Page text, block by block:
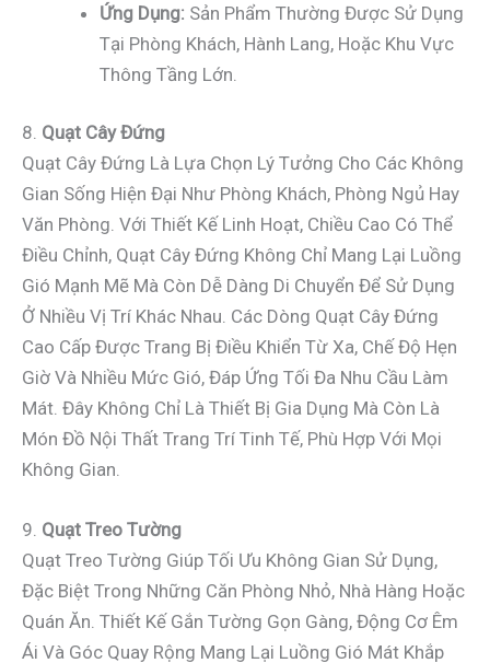
Ứng Dụng: Sản Phẩm Thường Được Sử Dụng
Tại Phòng Khách, Hành Lang, Hoặc Khu Vực
Thông Tầng Lớn.
8. Quạt Cây Đứng
Quạt Cây Đứng Là Lựa Chọn Lý Tưởng Cho Các Không
Gian Sống Hiện Đại Như Phòng Khách, Phòng Ngủ Hay
Văn Phòng. Với Thiết Kế Linh Hoạt, Chiều Cao Có Thể
Điều Chỉnh, Quạt Cây Đứng Không Chỉ Mang Lại Luồng
Gió Mạnh Mẽ Mà Còn Dễ Dàng Di Chuyển Để Sử Dụng
Ở Nhiều Vị Trí Khác Nhau. Các Dòng Quạt Cây Đứng
Cao Cấp Được Trang Bị Điều Khiển Từ Xa, Chế Độ Hẹn
Giờ Và Nhiều Mức Gió, Đáp Ứng Tối Đa Nhu Cầu Làm
Mát. Đây Không Chỉ Là Thiết Bị Gia Dụng Mà Còn Là
Món Đồ Nội Thất Trang Trí Tinh Tế, Phù Hợp Với Mọi
Không Gian.
9. Quạt Treo Tường
Quạt Treo Tường Giúp Tối Ưu Không Gian Sử Dụng,
Đặc Biệt Trong Những Căn Phòng Nhỏ, Nhà Hàng Hoặc
Quán Ăn. Thiết Kế Gắn Tường Gọn Gàng, Động Cơ Êm
Ái Và Góc Quay Rộng Mang Lại Luồng Gió Mát Khắp